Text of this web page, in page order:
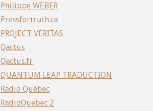
Philippe WEBER
Pressfortruth.ca
PROJECT VERITAS
Qactus
Qactus.fr
QUANTUM LEAP TRADUCTION
Radio Québec
RadioQuebec 2